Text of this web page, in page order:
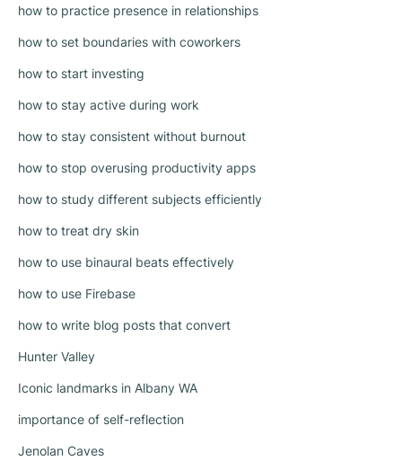
how to practice presence in relationships
how to set boundaries with coworkers
how to start investing
how to stay active during work
how to stay consistent without burnout
how to stop overusing productivity apps
how to study different subjects efficiently
how to treat dry skin
how to use binaural beats effectively
how to use Firebase
how to write blog posts that convert
Hunter Valley
Iconic landmarks in Albany WA
importance of self-reflection
Jenolan Caves